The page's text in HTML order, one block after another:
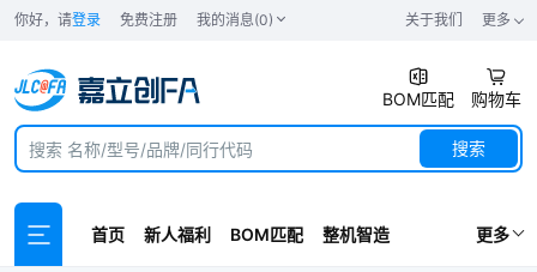
你好，请登录 免费注册 我的消息(0) 关于我们 更多
BOM匹配 购物车
搜索
首页 新人福利 BOM匹配 整机智造 更多